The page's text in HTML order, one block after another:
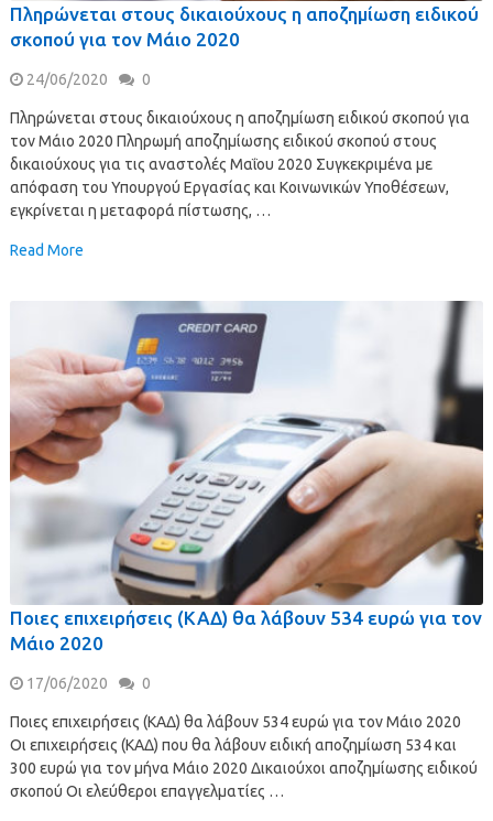
Πληρώνεται στους δικαιούχους η αποζημίωση ειδικού
σκοπού για τον Μάιο 2020
24/06/2020 0
Πληρώνεται στους δικαιούχους η αποζημίωση ειδικού σκοπού για
τον Μάιο 2020 Πληρωμή αποζημίωσης ειδικού σκοπού στους
δικαιούχους για τις αναστολές Μαΐου 2020 Συγκεκριμένα με
απόφαση του Υπουργού Εργασίας και Κοινωνικών Υποθέσεων,
εγκρίνεται η μεταφορά πίστωσης, …
Read More
Ποιες επιχειρήσεις (ΚΑΔ) θα λάβουν 534 ευρώ για τον
Μάιο 2020
17/06/2020 0
Ποιες επιχειρήσεις (ΚΑΔ) θα λάβουν 534 ευρώ για τον Μάιο 2020
Οι επιχειρήσεις (ΚΑΔ) που θα λάβουν ειδική αποζημίωση 534 και
300 ευρώ για τον μήνα Μάιο 2020 Δικαιούχοι αποζημίωσης ειδικού
σκοπού Οι ελεύθεροι επαγγελματίες …